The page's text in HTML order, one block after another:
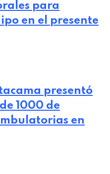
para
en el presente
presentó
1000 de
en